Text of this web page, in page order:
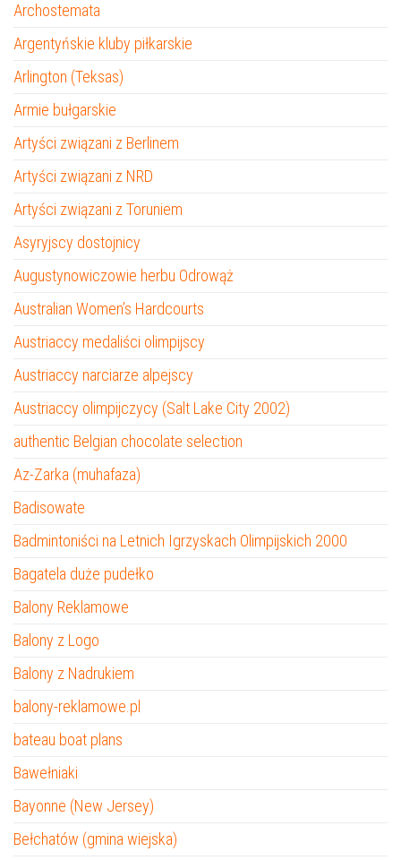
Archostemata
Argentyńskie kluby piłkarskie
Arlington (Teksas)
Armie bułgarskie
Artyści związani z Berlinem
Artyści związani z NRD
Artyści związani z Toruniem
Asyryjscy dostojnicy
Augustynowiczowie herbu Odrowąż
Australian Women’s Hardcourts
Austriaccy medaliści olimpijscy
Austriaccy narciarze alpejscy
Austriaccy olimpijczycy (Salt Lake City 2002)
authentic Belgian chocolate selection
Az-Zarka (muhafaza)
Badisowate
Badmintoniści na Letnich Igrzyskach Olimpijskich 2000
Bagatela duże pudełko
Balony Reklamowe
Balony z Logo
Balony z Nadrukiem
balony-reklamowe.pl
bateau boat plans
Bawełniaki
Bayonne (New Jersey)
Bełchatów (gmina wiejska)